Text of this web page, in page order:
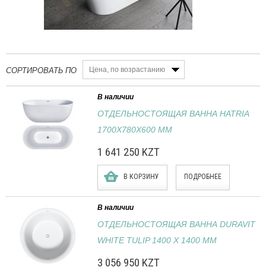
СОРТИРОВАТЬ ПО Цена, по возрастанию
В наличии
ОТДЕЛЬНОСТОЯЩАЯ ВАННА HATRIA
1700X780X600 ММ
1 641 250 KZT
В КОРЗИНУ ПОДРОБНЕЕ
В наличии
ОТДЕЛЬНОСТОЯЩАЯ ВАННА DURAVIT
WHITE TULIP 1400 Х 1400 ММ
3 056 950 KZT